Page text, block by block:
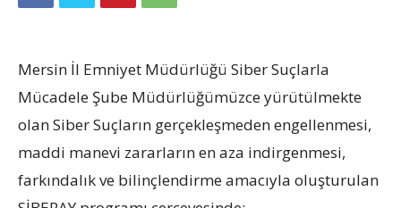
Mersin İl Emniyet Müdürlüğü Siber Suçlarla
Mücadele Şube Müdürlüğümüzce yürütülmekte
olan Siber Suçların gerçekleşmeden engellenmesi,
maddi manevi zararların en aza indirgenmesi,
farkındalık ve bilinçlendirme amacıyla oluşturulan